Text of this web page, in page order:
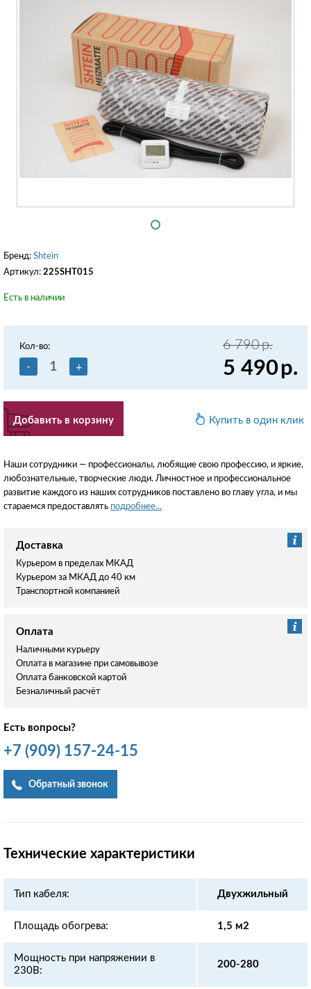
Бренд: Shtein
Артикул: 225SHT015
Есть в наличии
Кол-во:
- +
Добавить в корзину
6 790р.
5 490р.
Купить в один клик
Наши сотрудники — профессионалы, любящие свою профессию, и яркие,
любознательные, творческие люди. Личностное и профессиональное
развитие каждого из наших сотрудников поставлено во главу угла, и мы
стараемся предоставлять подробнее...
Доставка
Курьером в пределах МКАД
Курьером за МКАД до 40 км
Транспортной компанией
Оплата
Наличными курьеру
Оплата в магазине при самовывозе
Оплата банковской картой
Безналичный расчёт
Есть вопросы?
+7 (909) 157-24-15
Обратный звонок
Технические характеристики
Тип кабеля: Двухжильный
Площадь обогрева: 1,5 м2
Мощность при напряжении в
230В:
200-280